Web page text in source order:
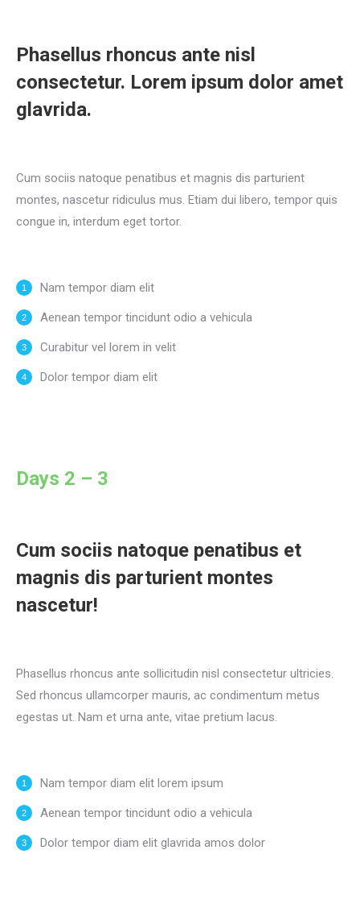
Phasellus rhoncus ante nisl
consectetur. Lorem ipsum dolor amet
glavrida.
Cum sociis natoque penatibus et magnis dis parturient
montes, nascetur ridiculus mus. Etiam dui libero, tempor quis
congue in, interdum eget tortor.
Nam tempor diam elit
Aenean tempor tincidunt odio a vehicula
Curabitur vel lorem in velit
Dolor tempor diam elit
Days 2 – 3
Cum sociis natoque penatibus et
magnis dis parturient montes
nascetur!
Phasellus rhoncus ante sollicitudin nisl consectetur ultricies.
Sed rhoncus ullamcorper mauris, ac condimentum metus
egestas ut. Nam et urna ante, vitae pretium lacus.
Nam tempor diam elit lorem ipsum
Aenean tempor tincidunt odio a vehicula
Dolor tempor diam elit glavrida amos dolor